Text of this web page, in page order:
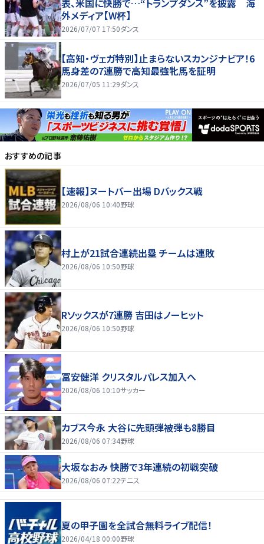
外メディア【W杯】
2026/07/07 17:50ダンス
【高知・ヴェガ特別】止まらないスカンジナビア！6
馬身差の7連勝で高知最強牝馬を証明
2026/07/05 11:29ダンス
おすすめの記事
【速報】ヌートバー出場 Dバックス戦
2026/08/06 10:40野球
村上が21試合連続出塁 チームは連敗
2026/08/06 10:50野球
Rソックスが7連勝 吉田はノーヒット
2026/08/06 10:50野球
冨安健洋 クリスタルパレス加入へ
2026/08/06 10:10サッカー
カブス今永 大谷に先頭弾被弾も8勝目
2026/08/06 07:34野球
大坂なおみ 快勝で3年連続の初戦突破
2026/08/06 07:22テニス
夏の甲子園を全試合無料ライブ配信！
2026/04/18 00:00野球